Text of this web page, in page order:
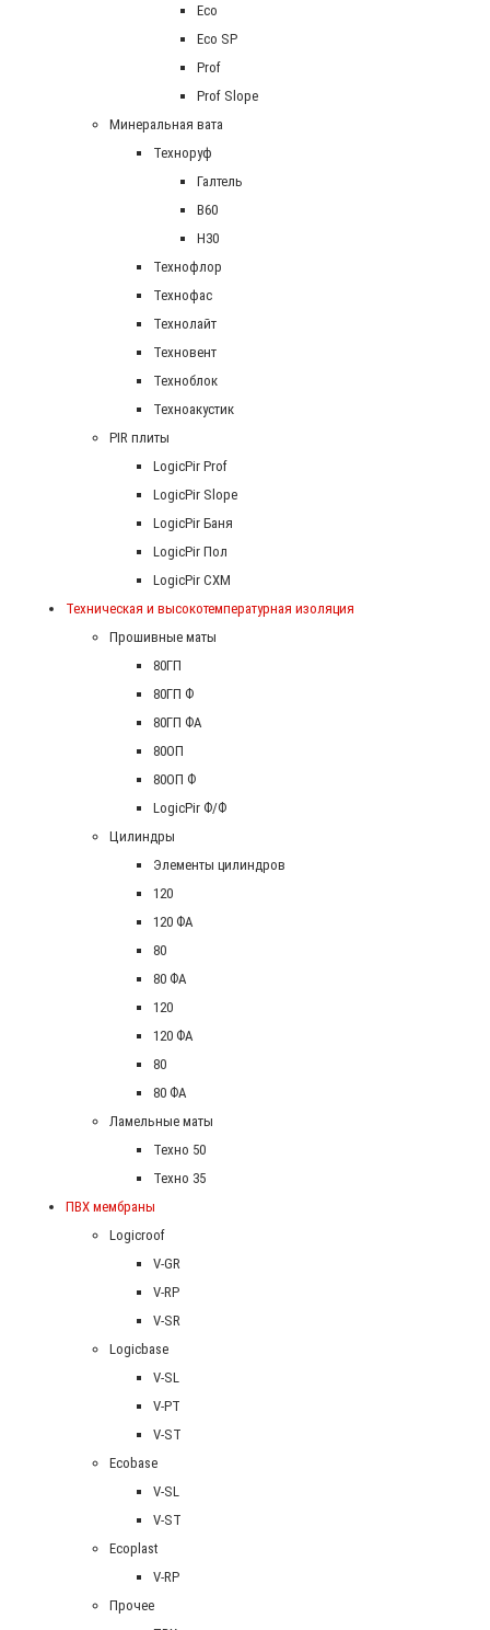
Eco
Eco SP
Prof
Prof Slope
Минеральная вата
Техноруф
Галтель
В60
Н30
Технофлор
Технофас
Технолайт
Техновент
Техноблок
Техноакустик
PIR плиты
LogicPir Prof
LogicPir Slope
LogicPir Баня
LogicPir Пол
LogicPir СХМ
Техническая и высокотемпературная изоляция
Прошивные маты
80ГП
80ГП Ф
80ГП ФА
80ОП
80ОП Ф
LogicPir Ф/Ф
Цилиндры
Элементы цилиндров
120
120 ФА
80
80 ФА
120
120 ФА
80
80 ФА
Ламельные маты
Техно 50
Техно 35
ПВХ мембраны
Logicroof
V-GR
V-RP
V-SR
Logicbase
V-SL
V-PT
V-ST
Ecobase
V-SL
V-ST
Ecoplast
V-RP
Прочее